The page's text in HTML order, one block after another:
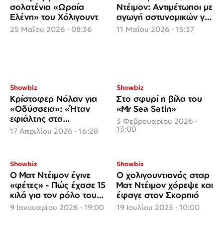
σολατένια «Ωραία
Ελένη» του Χόλιγουντ
25 Μαΐου 2026 · 08:36
Ντέιμον: Aντιμέτωποι με
αγωγή αστυνομικών για
την ταινία του Netflix
11 Μαΐου 2026 · 15:37
Showbiz
Κρίστοφερ Νόλαν για
«Οδύσσεια»: «Ήταν
εφιάλτης στα
γυρίσματα»
17 Απριλίου 2026 · 16:28
Showbiz
Στο σφυρί η βίλα του
«Mr Sea Satin»
3 Φεβρουαρίου 2026 ·
13:00
Showbiz
Ο Ματ Ντέιμον έγινε
«φέτες» - Πώς έχασε 15
κιλά για τον ρόλο του
Οδυσσέα
9 Ιανουαρίου 2026 · 19:00
Showbiz
Ο χολιγουντιανός σταρ
Ματ Ντέιμον χόρεψε και
έφαγε στον Σκορπιό
19 Ιουλίου 2025 · 10:00